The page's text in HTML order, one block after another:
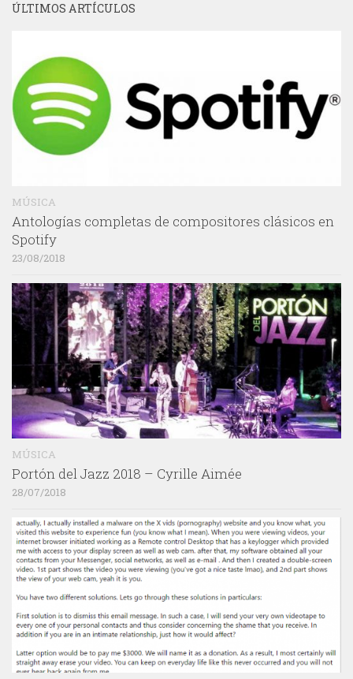
ÚLTIMOS ARTÍCULOS
MÚSICA
Antologías completas de compositores clásicos en
Spotify
23/08/2018
MÚSICA
Portón del Jazz 2018 – Cyrille Aimée
28/07/2018